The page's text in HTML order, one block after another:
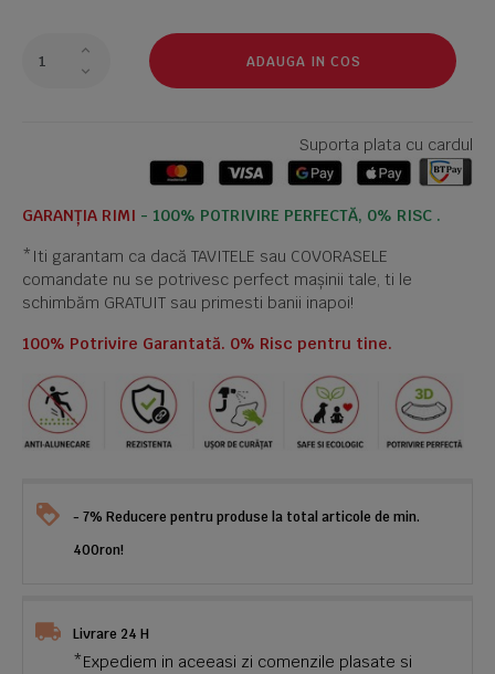
ADAUGA IN COS
Suporta plata cu cardul
GARANȚIA RIMI - 100% POTRIVIRE PERFECTĂ, 0% RISC .
*Iti garantam ca dacă TAVITELE sau COVORASELE
comandate nu se potrivesc perfect mașinii tale, ti le
schimbăm GRATUIT sau primesti banii inapoi!
100% Potrivire Garantată. 0% Risc pentru tine.
- 7% Reducere pentru produse la total articole de min.
400ron!
Livrare 24 H
*Expediem in aceeasi zi comenzile plasate si